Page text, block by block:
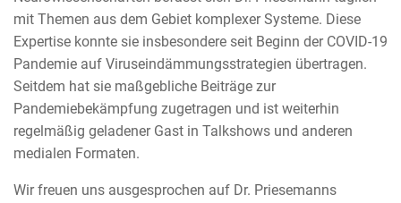
mit Themen aus dem Gebiet komplexer Systeme. Diese
Expertise konnte sie insbesondere seit Beginn der COVID-19
Pandemie auf Viruseindämmungsstrategien übertragen.
Seitdem hat sie maßgebliche Beiträge zur
Pandemiebekämpfung zugetragen und ist weiterhin
regelmäßig geladener Gast in Talkshows und anderen
medialen Formaten.
Wir freuen uns ausgesprochen auf Dr. Priesemanns